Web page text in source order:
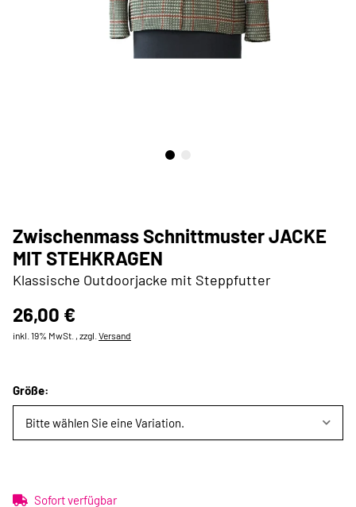
Zwischenmass Schnittmuster JACKE
MIT STEHKRAGEN
Klassische Outdoorjacke mit Steppfutter
26,00 €
inkl. 19% MwSt. , zzgl. Versand
Größe:
Bitte wählen Sie eine Variation.
Sofort verfügbar